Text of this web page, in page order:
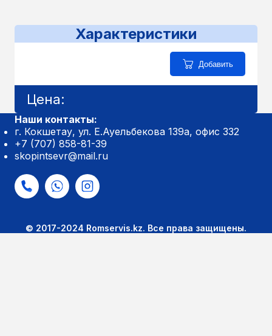
Характеристики
Добавить
Цена:
Наши контакты:
г. Кокшетау, ул. Е.Ауельбекова 139а, офис 332
+7 (707) 858-81-39
skopintsevr@mail.ru
© 2017-2024 Romservis.kz. Все права защищены.